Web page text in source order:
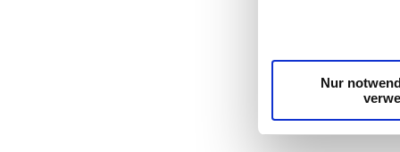
Nur